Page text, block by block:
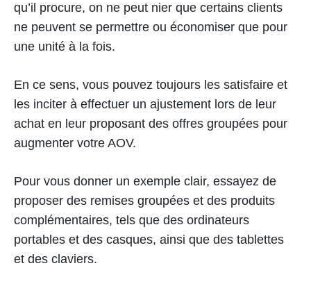
qu’il procure, on ne peut nier que certains clients
ne peuvent se permettre ou économiser que pour
une unité à la fois.
En ce sens, vous pouvez toujours les satisfaire et
les inciter à effectuer un ajustement lors de leur
achat en leur proposant des offres groupées pour
augmenter votre AOV.
Pour vous donner un exemple clair, essayez de
proposer des remises groupées et des produits
complémentaires, tels que des ordinateurs
portables et des casques, ainsi que des tablettes
et des claviers.